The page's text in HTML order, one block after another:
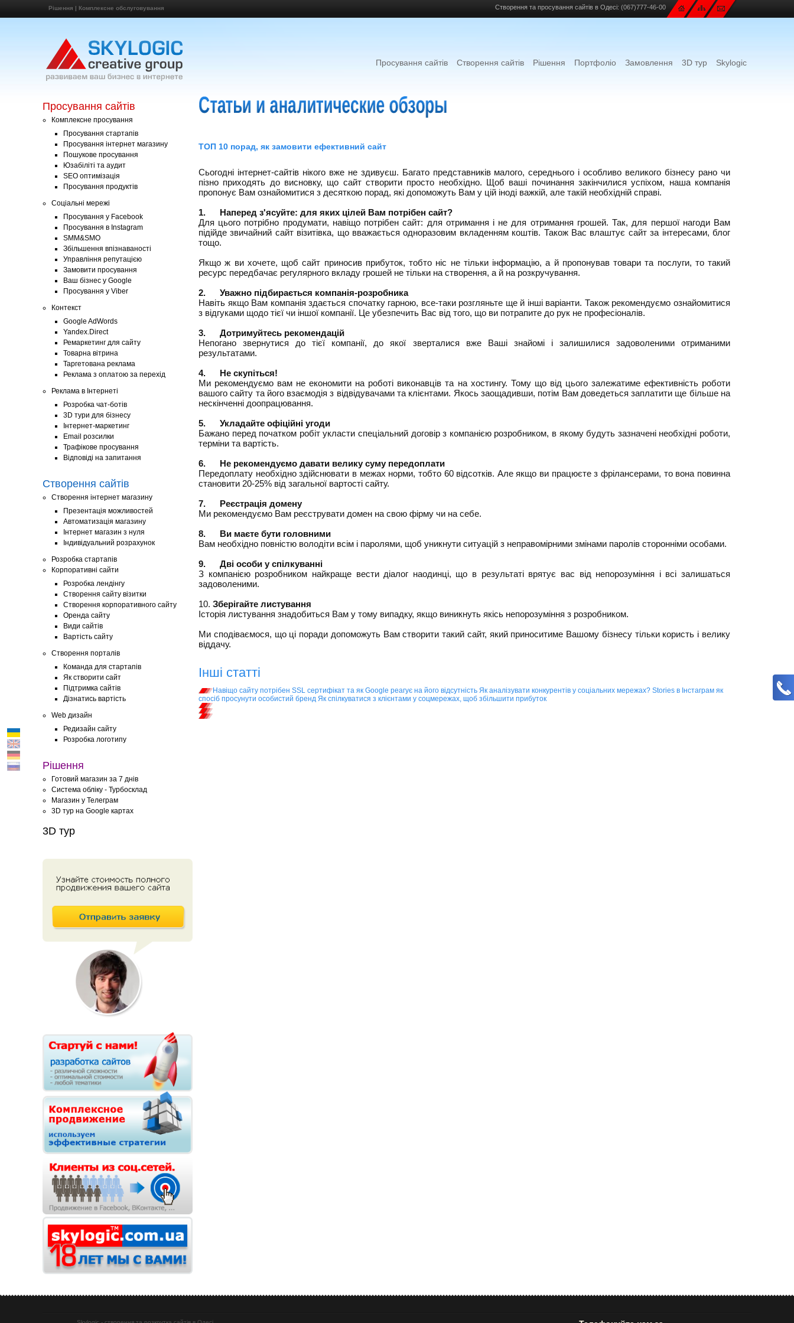
Рішення | Комплексне обслуговування Створення та просування сайтів в Одесі: (067)777-46-00
Просування сайтів Створення сайтів Рішення Портфоліо Замовлення 3D тур Skylogic
Просування сайтів
Комплексне просування
Просування стартапів
Просування інтернет магазину
Пошукове просування
Юзабіліті та аудит
SEO оптимізація
Просування продуктів
Соціальні мережі
Просування у Facebook
Просування в Instagram
SMM&SMO
Збільшення впізнаваності
Управління репутацією
Замовити просування
Ваш бізнес у Google
Просування у Viber
Контекст
Google AdWords
Yandex.Direct
Ремаркетинг для сайту
Товарна вітрина
Таргетована реклама
Реклама з оплатою за перехід
Реклама в Інтернеті
Розробка чат-ботів
3D тури для бізнесу
Інтернет-маркетинг
Email розсилки
Трафікове просування
Відповіді на запитання
Створення сайтів
Створення інтернет магазину
Презентація можливостей
Автоматизація магазину
Інтернет магазин з нуля
Індивідуальний розрахунок
Розробка стартапів
Корпоративні сайти
Розробка лендінгу
Створення сайту візитки
Створення корпоративного сайту
Оренда сайту
Види сайтів
Вартість сайту
Створення порталів
Команда для стартапів
Як створити сайт
Підтримка сайтів
Дізнатись вартість
Web дизайн
Редизайн сайту
Розробка логотипу
Рішення
Готовий магазин за 7 днів
Система обліку - Турбосклад
Магазин у Телеграм
3D тур на Google картах
3D тур
ТОП 10 порад, як замовити ефективний сайт
Сьогодні інтернет-сайтів нікого вже не здивуєш. Багато представників малого, середнього і особливо великого бізнесу рано чи
пізно приходять до висновку, що сайт створити просто необхідно. Щоб ваші починання закінчилися успіхом, наша компанія
пропонує Вам ознайомитися з десяткою порад, які допоможуть Вам у цій іноді важкій, але такій необхідній справі.
1. Наперед з'ясуйте: для яких цілей Вам потрібен сайт?
Для цього потрібно продумати, навіщо потрібен сайт: для отримання і не для отримання грошей. Так, для першої нагоди Вам
підійде звичайний сайт візитівка, що вважається одноразовим вкладенням коштів. Також Вас влаштує сайт за інтересами, блог
тощо.
Якщо ж ви хочете, щоб сайт приносив прибуток, тобто ніс не тільки інформацію, а й пропонував товари та послуги, то такий
ресурс передбачає регулярного вкладу грошей не тільки на створення, а й на розкручування.
2. Уважно підбирається компанія-розробника
Навіть якщо Вам компанія здається спочатку гарною, все-таки розгляньте ще й інші варіанти. Також рекомендуємо ознайомитися
з відгуками щодо тієї чи іншої компанії. Це убезпечить Вас від того, що ви потрапите до рук не професіоналів.
3. Дотримуйтесь рекомендацій
Непогано звернутися до тієї компанії, до якої зверталися вже Ваші знайомі і залишилися задоволеними отриманими
результатами.
4. Не скупіться!
Ми рекомендуємо вам не економити на роботі виконавців та на хостингу. Тому що від цього залежатиме ефективність роботи
вашого сайту та його взаємодія з відвідувачами та клієнтами. Якось заощадивши, потім Вам доведеться заплатити ще більше на
нескінченні доопрацювання.
5. Укладайте офіційні угоди
Бажано перед початком робіт укласти спеціальний договір з компанією розробником, в якому будуть зазначені необхідні роботи,
терміни та вартість.
6. Не рекомендуємо давати велику суму передоплати
Передоплату необхідно здійснювати в межах норми, тобто 60 відсотків. Але якщо ви працюєте з фрілансерами, то вона повинна
становити 20-25% від загальної вартості сайту.
7. Реєстрація домену
Ми рекомендуємо Вам реєструвати домен на свою фірму чи на себе.
8. Ви маєте бути головними
Вам необхідно повністю володіти всім і паролями, щоб уникнути ситуацій з неправомірними змінами паролів сторонніми особами.
9. Дві особи у спілкуванні
З компанією розробником найкраще вести діалог наодинці, що в результаті врятує вас від непорозуміння і всі залишаться
задоволеними.
10. Зберігайте листування
Історія листування знадобиться Вам у тому випадку, якщо виникнуть якісь непорозуміння з розробником.
Ми сподіваємося, що ці поради допоможуть Вам створити такий сайт, який приноситиме Вашому бізнесу тільки користь і велику
віддачу.
Інші статті
Навіщо сайту потрібен SSL сертифікат та як Google реагує на його відсутність Як аналізувати конкурентів у соціальних мережах? Stories в Інстаграм як
спосіб просунути особистий бренд Як спілкуватися з клієнтами у соцмережах, щоб збільшити прибуток